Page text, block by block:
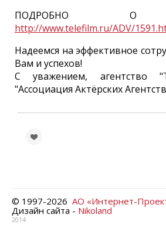
ПОДРОБНО О
http://www.telefilm.ru/ADV/
Надеемся на эффективное
Вам и успехов!
С уважением, агентство
"Ассоциация Актёрских
© 1997-2026 АО «Интернет-
Дизайн сайта - Nikoland
2014